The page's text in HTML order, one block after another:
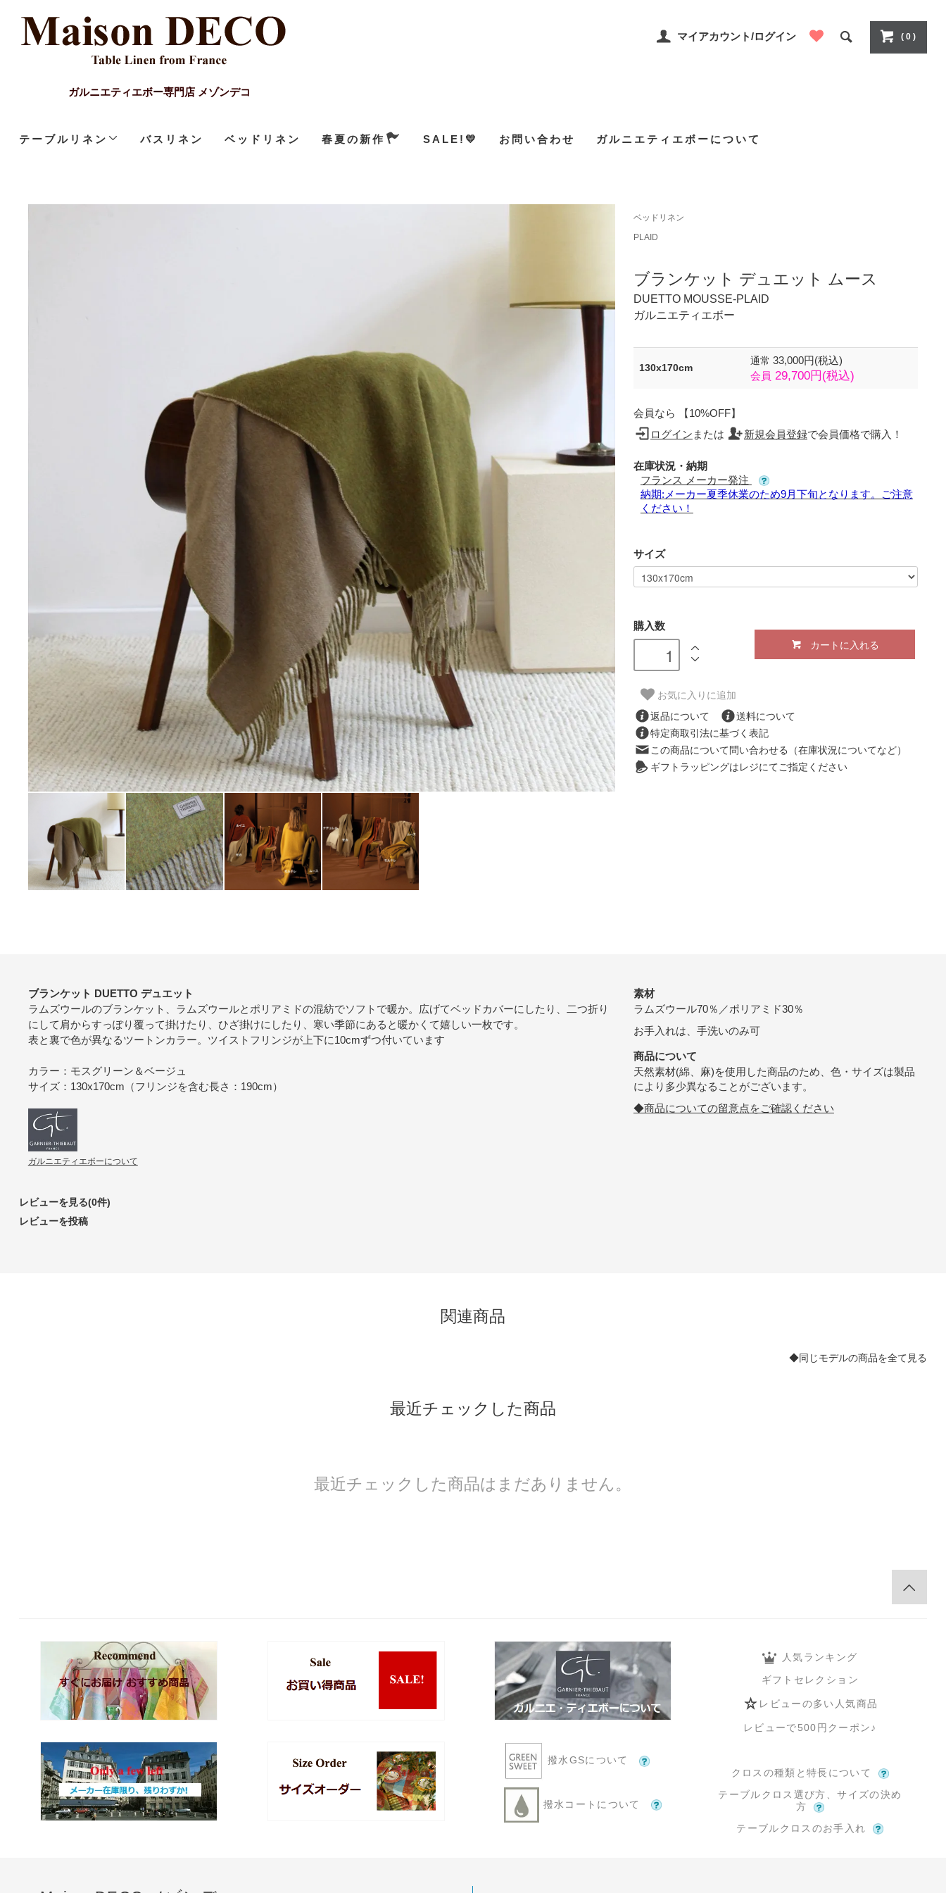
ガルニエティエボー専門店 メゾンデコ
マイアカウント/ログイン ( 0 )
テーブルリネン バスリネン ベッドリネン 春夏の新作 SALE!💛 お問い合わせ ガルニエティエボーについて
ベッドリネン
PLAID
ブランケット デュエット ムース
DUETTO MOUSSE-PLAID
ガルニエティエボー
130x170cm
通常 33,000円(税込)
会員 29,700円(税込)
会員なら 【10%OFF】
ログイン または 新規会員登録で会員価格で購入！
在庫状況・納期
フランス メーカー発注
納期:メーカー夏季休業のため9月下旬となります。ご注意
ください！
サイズ
購入数
カートに入れる
お気に入りに追加
返品について
送料について
特定商取引法に基づく表記
この商品について問い合わせる（在庫状況についてなど）
ギフトラッピングはレジにてご指定ください
ブランケット DUETTO デュエット
ラムズウールのブランケット、ラムズウールとポリアミドの混紡でソフトで暖か。広げてベッドカバーにしたり、二つ折り
にして肩からすっぽり覆って掛けたり、ひざ掛けにしたり、寒い季節にあると暖かくて嬉しい一枚です。
表と裏で色が異なるツートンカラー。ツイストフリンジが上下に10cmずつ付いています
カラー：モスグリーン＆ベージュ
サイズ：130x170cm（フリンジを含む長さ：190cm）
ガルニエティエボーについて
素材
ラムズウール70％／ポリアミド30％
お手入れは、手洗いのみ可
商品について
天然素材(綿、麻)を使用した商品のため、色・サイズは製品
により多少異なることがございます。
◆商品についての留意点をご確認ください
レビューを見る(0件)
レビューを投稿
関連商品
◆同じモデルの商品を全て見る
最近チェックした商品
最近チェックした商品はまだありません。
撥水GSについて
撥水コートについて
人気ランキング
ギフトセレクション
レビューの多い人気商品
レビューで500円クーポン♪
クロスの種類と特長について
テーブルクロス選び方、サイズの決め
方
テーブルクロスのお手入れ